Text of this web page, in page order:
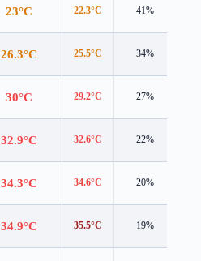
23°C 22.3°C 41%
26.3°C 25.5°C 34%
30°C 29.2°C 27%
32.9°C 32.6°C 22%
34.3°C 34.6°C 20%
34.9°C 35.5°C 19%